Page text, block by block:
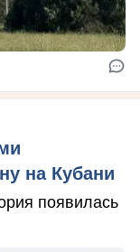
на Кубани
появилась